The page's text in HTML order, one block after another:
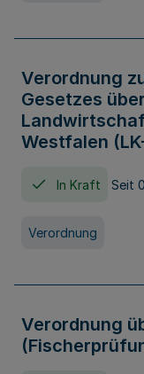
Verordnung
Gesetzes
Westfalen
In Kraft Seit
Verordnung
Verordnung